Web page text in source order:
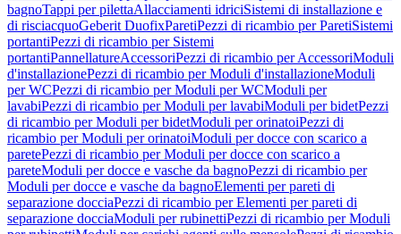
bagnoTappi per pilettaAllacciamenti idriciSistemi di installazione e
di risciacquoGeberit DuofixParetiPezzi di ricambio per ParetiSistemi
portantiPezzi di ricambio per Sistemi
portantiPannellatureAccessoriPezzi di ricambio per AccessoriModuli
d'installazionePezzi di ricambio per Moduli d'installazioneModuli
per WCPezzi di ricambio per Moduli per WCModuli per
lavabiPezzi di ricambio per Moduli per lavabiModuli per bidetPezzi
di ricambio per Moduli per bidetModuli per orinatoiPezzi di
ricambio per Moduli per orinatoiModuli per docce con scarico a
paretePezzi di ricambio per Moduli per docce con scarico a
pareteModuli per docce e vasche da bagnoPezzi di ricambio per
Moduli per docce e vasche da bagnoElementi per pareti di
separazione docciaPezzi di ricambio per Elementi per pareti di
separazione docciaModuli per rubinettiPezzi di ricambio per Moduli